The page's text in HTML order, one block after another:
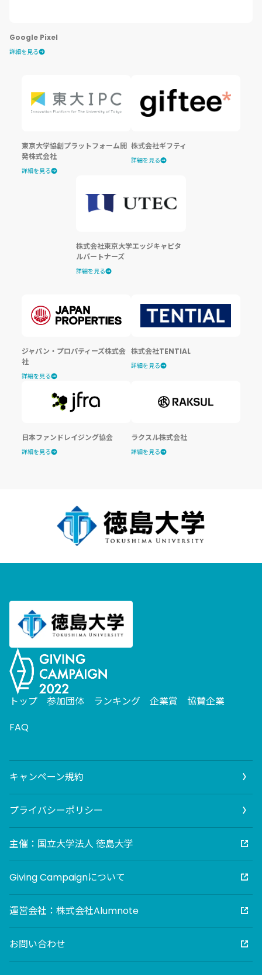
Google Pixel
詳細を見る
東京大学協創プラットフォーム開
発株式会社
詳細を見る
株式会社ギフティ
詳細を見る
株式会社東京大学エッジキャピタ
ルパートナーズ
詳細を見る
ジャパン・プロパティーズ株式会
社
詳細を見る
株式会社TENTIAL
詳細を見る
日本ファンドレイジング協会
詳細を見る
ラクスル株式会社
詳細を見る
トップ 参加団体 ランキング 企業賞
協賛企業
FAQ
キャンペーン規約
プライバシーポリシー
主催：国立大学法人 徳島大学
Giving Campaignについて
運営会社：株式会社Alumnote
お問い合わせ